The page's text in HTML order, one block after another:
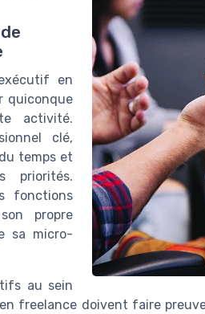
en
quiconque
activité.
clé,
temps et
priorités.
fonctions
propre
sa micro-
au sein
freelance doivent faire